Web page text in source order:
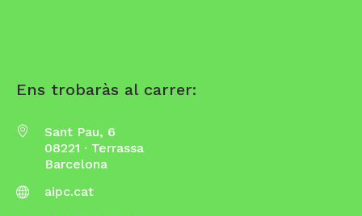
Ens trobaràs al carrer:
Sant Pau, 6
08221 · Terrassa
Barcelona
aipc.cat